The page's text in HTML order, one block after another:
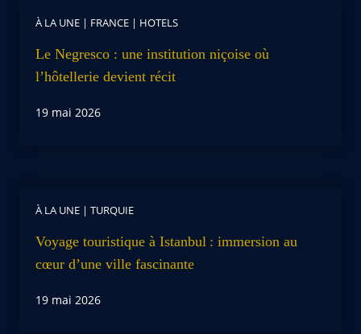
À LA UNE | FRANCE | HOTELS
Le Negresco : une institution niçoise où
l’hôtellerie devient récit
19 mai 2026
À LA UNE | TURQUIE
Voyage touristique à Istanbul : immersion au
cœur d’une ville fascinante
19 mai 2026